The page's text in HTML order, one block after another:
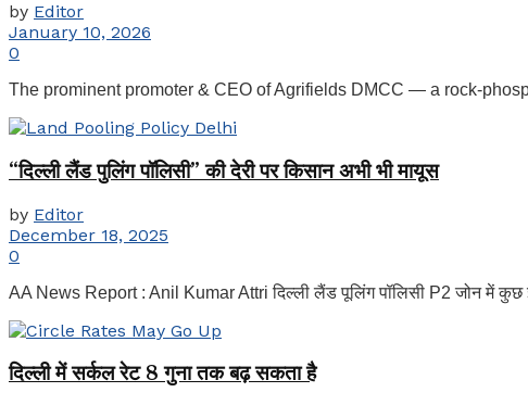
by Editor
January 10, 2026
0
The prominent promoter & CEO of Agrifields DMCC — a rock-
“दिल्ली लैंड पुलिंग पॉलिसी” की देरी पर किसान अभी भी मायूस
by Editor
December 18, 2025
0
AA News Report : Anil Kumar Attri दिल्ली लैंड पूलिंग पॉलिसी P2 जोन में कुछ
दिल्ली में सर्कल रेट 8 गुना तक बढ़ सकता है